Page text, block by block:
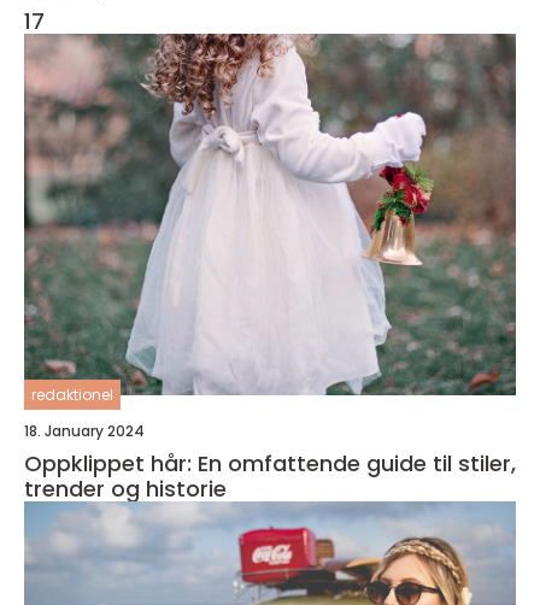
17
redaktionel
18. January 2024
Oppklippet hår: En omfattende guide til stiler,
trender og historie